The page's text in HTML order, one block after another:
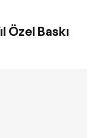
Özel Baskı